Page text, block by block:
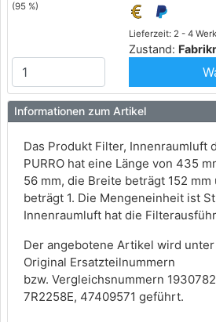
(95 %)
Lieferzeit: 2 - 4
Zustand:
Informationen zum Artikel
Das Produkt Filter, Innenraumluft
PURRO hat eine Länge von 435
56 mm, die Breite beträgt 152 mm
beträgt 1. Die Mengeneinheit ist
Innenraumluft hat die
Der angebotene Artikel wird
Original Ersatzteilnummern
bzw. Vergleichsnummern
7R2258E, 47409571 geführt.